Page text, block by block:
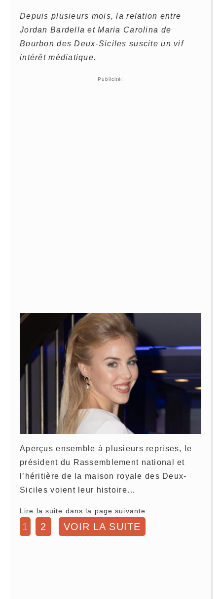
Depuis plusieurs mois, la relation entre
Jordan Bardella et Maria Carolina de
Bourbon des Deux-Siciles suscite un vif
intérêt médiatique.
Publicité:
Aperçus ensemble à plusieurs reprises, le
président du Rassemblement national et
l’héritière de la maison royale des Deux-
Siciles voient leur histoire…
Lire la suite dans la page suivante:
1 2 VOIR LA SUITE